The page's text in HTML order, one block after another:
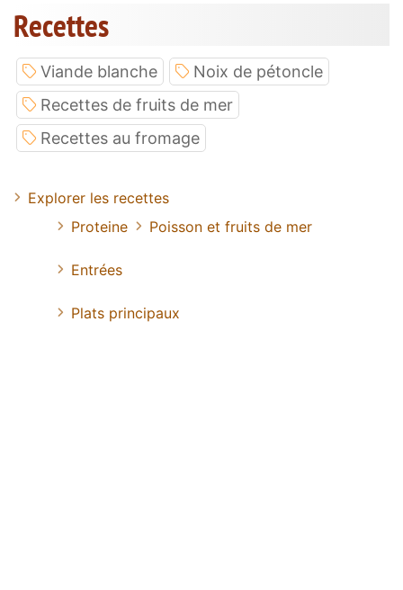
Recettes
Viande blanche
Noix de pétoncle
Recettes de fruits de mer
Recettes au fromage
Explorer les recettes
Proteine
Poisson et fruits de mer
Entrées
Plats principaux